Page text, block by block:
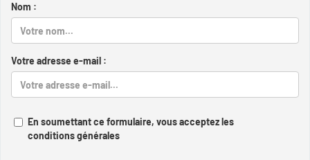
Nom :
Votre adresse e-mail :
En soumettant ce formulaire, vous acceptez les
conditions générales